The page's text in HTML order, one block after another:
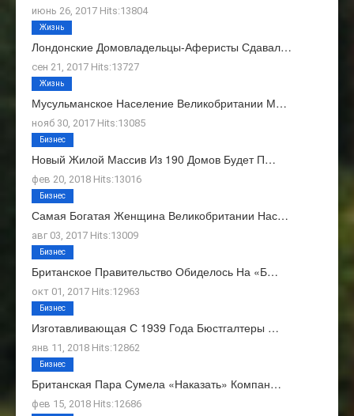
июнь 26, 2017 Hits:13804
Лондонские Домовладельцы-Аферисты Сдавал…
сен 21, 2017 Hits:13727
Жизнь
Мусульманское Население Великобритании М…
нояб 30, 2017 Hits:13085
Жизнь
Новый Жилой Массив Из 190 Домов Будет П…
фев 20, 2018 Hits:13016
Бизнес
Самая Богатая Женщина Великобритании Нас…
авг 03, 2017 Hits:13009
Бизнес
Британское Правительство Обиделось На «Б…
окт 01, 2017 Hits:12963
Бизнес
Изготавливающая С 1939 Года Бюстгалтеры …
янв 11, 2018 Hits:12862
Бизнес
Британская Пара Сумела «наказать» Компан…
фев 15, 2018 Hits:12686
Бизнес